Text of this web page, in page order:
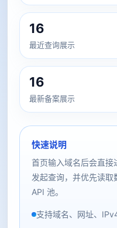
16
最近查询展示
16
最新备案展示
快速说明
首页输入域名后会直接
发起查询，并优先读
API 池。
支持域名、网址、